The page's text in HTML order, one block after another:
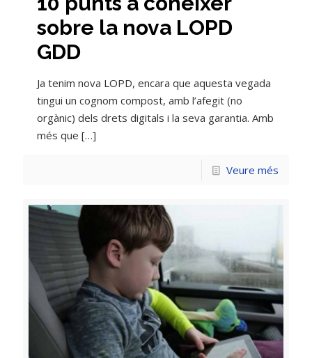
sobre la nova LOPD
GDD
Ja tenim nova LOPD, encara que aquesta vegada
tingui un cognom compost, amb l’afegit (no
orgànic) dels drets digitals i la seva garantia. Amb
més que […]
Veure més